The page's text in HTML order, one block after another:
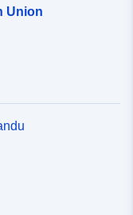
Union